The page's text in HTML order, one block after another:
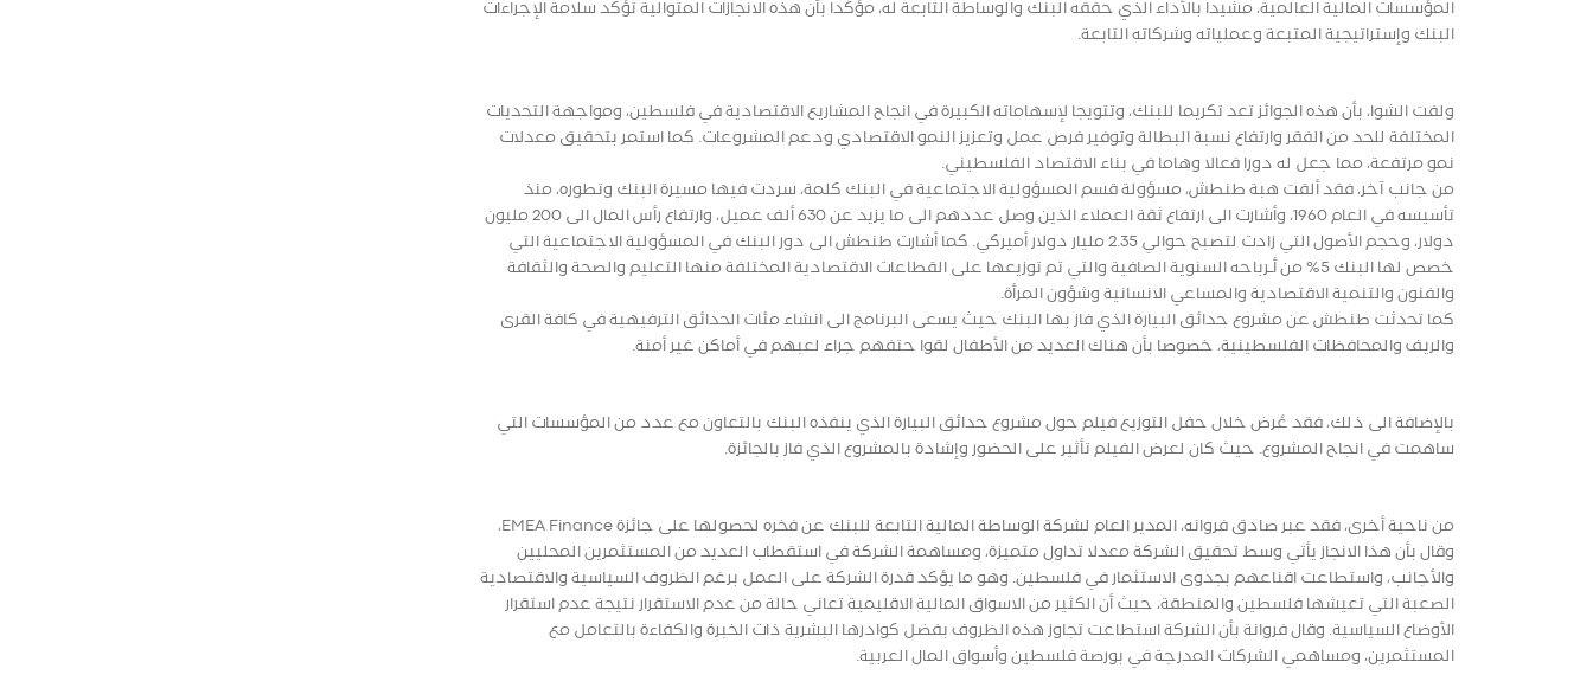
المؤسسات المالية العالمية، مشيدا بالأداء الذي حققه البنك والوساطة التابعة له، مؤكدا بأن هذه الانجازات المتوالية تؤكد سلامة الإجراءات
البنك وإستراتيجية المتبعة وعملياته وشركاته التابعة.
ولفت الشوا، بأن هذه الجوائز تعد تكريما للبنك، وتتويجا لإسهاماته الكبيرة في انجاح المشاريع الاقتصادية في فلسطين، ومواجهة التحديات
المختلفة للحد من الفقر وارتفاع نسبة البطالة وتوفير فرص عمل وتعزيز النمو الاقتصادي ودعم المشروعات. كما استمر بتحقيق معدلات
نمو مرتفعة، مما جعل له دورا فعالا وهاما في بناء الاقتصاد الفلسطيني.
من جانب آخر، فقد ألقت هبة طنطش، مسؤولة قسم المسؤولية الاجتماعية في البنك كلمة، سردت فيها مسيرة البنك وتطوره، منذ
تأسيسه في العام 1960، وأشارت الى ارتفاع ثقة العملاء الذين وصل عددهم الى ما يزيد عن 630 ألف عميل، وارتفاع رأس المال الى 200 مليون
دولار، وحجم الأصول التي زادت لتصبح حوالي 2.35 مليار دولار أميركي. كما أشارت طنطش الى دور البنك في المسؤولية الاجتماعية التي
خصص لها البنك 5% من أـرباحه السنوية الصافية والتي تم توزيعها على القطاعات الاقتصادية المختلفة منها التعليم والصحة والثقافة
والفنون والتنمية الاقتصادية والمساعي الانسانية وشؤون المرأة.
كما تحدثت طنطش عن مشروع حدائق البيارة الذي فاز بها البنك حيث يسعى البرنامج الى انشاء مئات الحدائق الترفيهية في كافة القرى
والريف والمحافظات الفلسطينية، خصوصا بأن هناك العديد من الأطفال لقوا حتفهم جراء لعبهم في أماكن غير أمنة.
بالإضافة الى ذلك، فقد عُرض خلال حفل التوزيع فيلم حول مشروع حدائق البيارة الذي ينفذه البنك بالتعاون مع عدد من المؤسسات التي
ساهمت في انجاح المشروع. حيث كان لعرض الفيلم تأثير على الحضور وإشادة بالمشروع الذي فاز بالجائزة.
من ناحية أخرى، فقد عبر صادق فروانه، المدير العام لشركة الوساطة المالية التابعة للبنك عن فخره لحصولها على جائزة EMEA Finance،
وقال بأن هذا الانجاز يأتي وسط تحقيق الشركة معدلا تداول متميزة، ومساهمة الشركة في استقطاب العديد من المستثمرين المحليين
والأجانب، واستطاعت اقناعهم بجدوى الاستثمار في فلسطين. وهو ما يؤكد قدرة الشركة على العمل برغم الظروف السياسية والاقتصادية
الصعبة التي تعيشها فلسطين والمنطقة، حيث أن الكثير من الاسواق المالية الاقليمية تعاني حالة من عدم الاستقرار نتيجة عدم استقرار
الأوضاع السياسية. وقال فروانة بأن الشركة استطاعت تجاوز هذه الظروف بفضل كوادرها البشرية ذات الخبرة والكفاءة بالتعامل مع
المستثمرين، ومساهمي الشركات المدرجة في بورصة فلسطين وأسواق المال العربية.